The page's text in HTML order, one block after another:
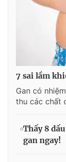
7 sai lầm
Gan có
thu các chất
Thấy 8
gan ngay!